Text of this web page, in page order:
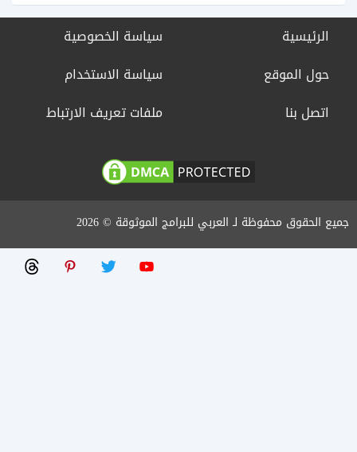
الرئيسية
حول الموقع
اتصل بنا
سياسة الخصوصية
سياسة الاستخدام
ملفات تعريف الارتباط
جميع الحقوق محفوظة لـ العربي للبرامج الموثوقة © 2026